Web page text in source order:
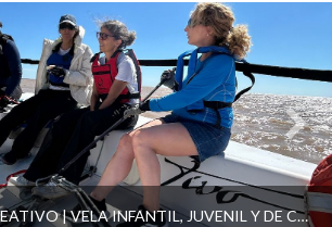
PROGRAMA RECREATIVO | VELA INFANTIL, JUVENIL Y DE CRUCERO 2026